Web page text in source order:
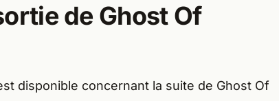
de Ghost Of
disponible concernant la suite de Ghost Of